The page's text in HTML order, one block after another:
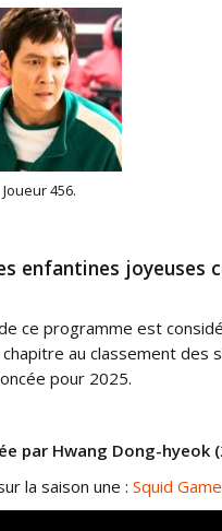
Joueur 456.
enfantines joyeuses
ce programme est
au classement des
pour 2025.
par Hwang Dong-hyeok
la saison une : Squid Game